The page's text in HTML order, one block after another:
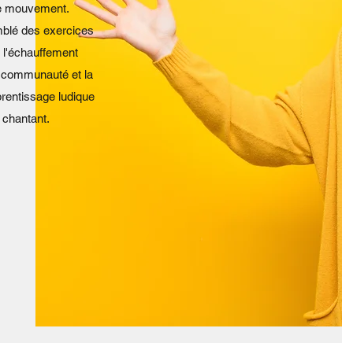
mouvement.
des exercices
et la
ludique